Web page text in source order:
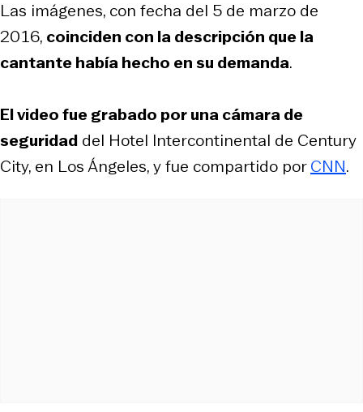
Las imágenes, con fecha del 5 de marzo de
2016, coinciden con la descripción que la
cantante había hecho en su demanda.
El video fue grabado por una cámara de
seguridad del Hotel Intercontinental de Century
City, en Los Ángeles, y fue compartido porCNN.